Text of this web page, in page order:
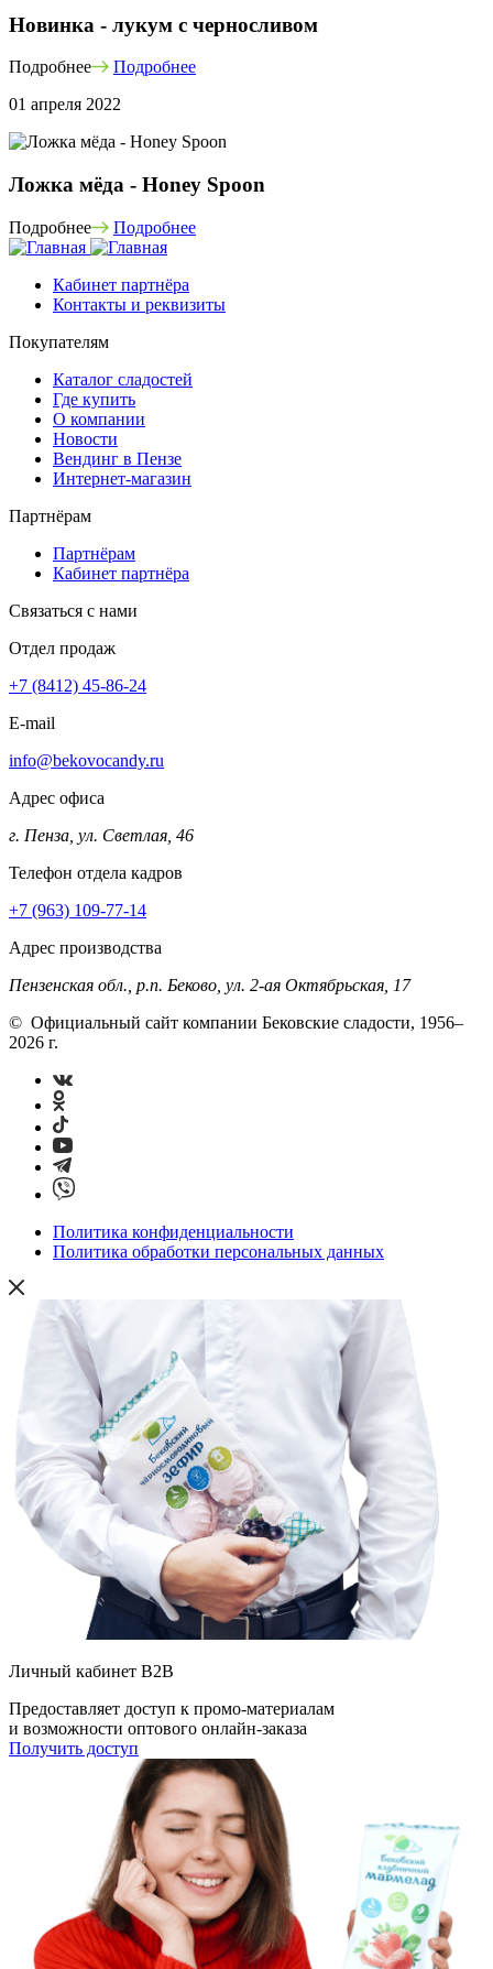
Новинка - лукум с черносливом
Подробнее
Подробнее
01 апреля 2022
Ложка мёда - Honey Spoon
Подробнее Подробнее
Кабинет партнёра
Контакты и реквизиты
Покупателям
Каталог сладостей
Где купить
О компании
Новости
Вендинг в Пензе
Интернет-магазин
Партнёрам
Партнёрам
Кабинет партнёра
Связаться с нами
Отдел продаж
+7 (8412) 45-86-24
E-mail
info@bekovocandy.ru
Адрес офиса
г. Пенза, ул. Светлая, 46
Телефон отдела кадров
+7 (963) 109-77-14
Адрес производства
Пензенская обл., р.п. Беково, ул. 2-ая Октябрьская, 17
© Официальный сайт компании Бековские сладости, 1956–
2026 г.
Политика конфиденциальности
Политика обработки персональных данных
Личный кабинет B2B
Предоставляет доступ к промо-материалам
и возможности оптового онлайн-заказа
Получить доступ